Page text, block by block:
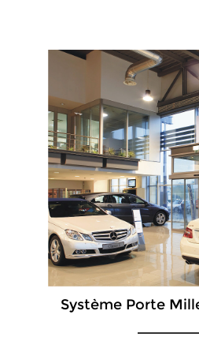
Système Porte